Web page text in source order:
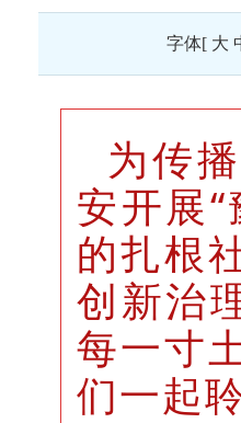
字体[ 大
为传
安开展
的扎根
创新治
每一寸
们一起